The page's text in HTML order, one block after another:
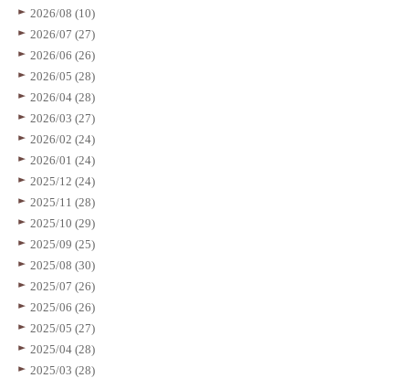
2026/08 (10)
2026/07 (27)
2026/06 (26)
2026/05 (28)
2026/04 (28)
2026/03 (27)
2026/02 (24)
2026/01 (24)
2025/12 (24)
2025/11 (28)
2025/10 (29)
2025/09 (25)
2025/08 (30)
2025/07 (26)
2025/06 (26)
2025/05 (27)
2025/04 (28)
2025/03 (28)